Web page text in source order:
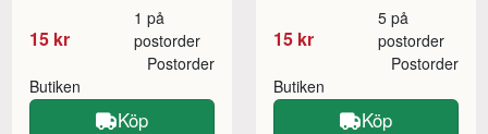
15 kr
1 på
postorder
Butiken
Postorder
Köp
15 kr
5 på
postorder
Butiken
Postorder
Köp